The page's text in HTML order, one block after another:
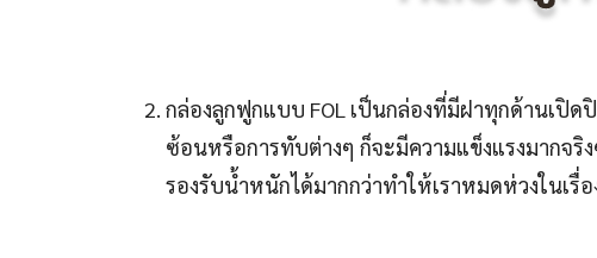
กล่องลูกฟูกแบบ FOL เป็นกล่องที่มีฝาทุกด้านเปิด
ซ้อนหรือการทับต่างๆ ก็จะมีความแข็งแรงมากจ
รองรับน้ำหนักได้มากกว่าทำให้เราหมดห่วงในเรื่